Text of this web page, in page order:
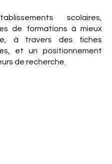
scolaires,
de formations à mieux
à travers des fiches
et un positionnement
de recherche.